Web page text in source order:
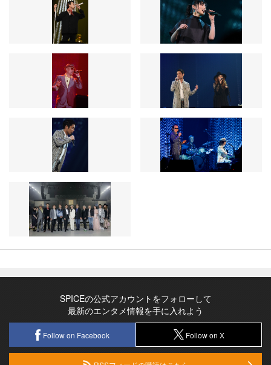
SPICEの公式アカウントをフォローして
最新のエンタメ情報を手に入れよう
Follow on Facebook Follow on X